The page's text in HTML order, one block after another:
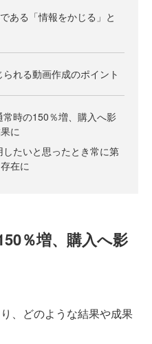
ある「情報をかじる」と
れる動画作成のポイント
常時の150％増、購入へ影
に
たいと思ったとき常に第
在に
％増、購入へ影
、どのような結果や成果